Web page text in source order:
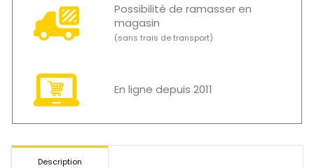
Possibilité de ramasser en
magasin
(sans frais de transport)
En ligne depuis 2011
Description